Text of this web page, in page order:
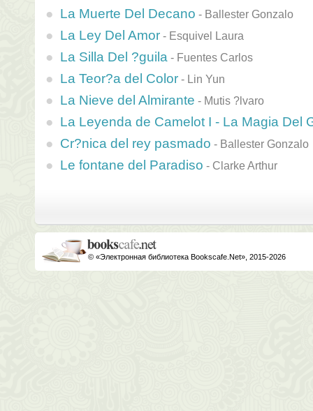
La Muerte Del Decano - Ballester Gonzalo
La Ley Del Amor - Esquivel Laura
La Silla Del ?guila - Fuentes Carlos
La Teor?a del Color - Lin Yun
La Nieve del Almirante - Mutis ?lvaro
La Leyenda de Camelot I - La Magia Del
Cr?nica del rey pasmado - Ballester Gonzalo
Le fontane del Paradiso - Clarke Arthur
© «Электронная библиотека Bookscafe.Net», 2015-2026